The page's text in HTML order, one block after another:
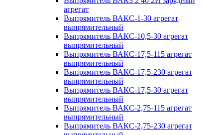
агрегат
Выпрямитель ВАКС-1-30 агрегат
выпрямительный
Выпрямитель ВАКС-10,5-30 агрегат
выпрямительный
Выпрямитель ВАКС-17,5-115 агрегат
выпрямительный
Выпрямитель ВАКС-17,5-230 агрегат
выпрямительный
Выпрямитель ВАКС-17,5-30 агрегат
выпрямительный
Выпрямитель ВАКС-2,75-115 агрегат
выпрямительный
Выпрямитель ВАКС-2,75-230 агрегат